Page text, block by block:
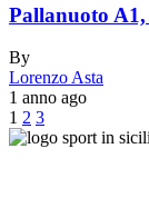
Pallanuoto
By
Lorenzo Asta
1 anno ago
1 2 3